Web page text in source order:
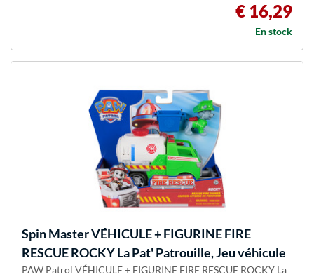
€ 16,29
En stock
Spin MasterVÉHICULE + FIGURINE FIRE
RESCUE ROCKY La Pat' Patrouille, Jeu véhicule
PAW Patrol VÉHICULE + FIGURINE FIRE RESCUE ROCKY La